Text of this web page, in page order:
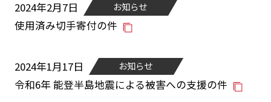
2024年2月7日 お知らせ
使用済み切手寄付の件
2024年1月17日 お知らせ
令和6年 能登半島地震による被害への支援の件